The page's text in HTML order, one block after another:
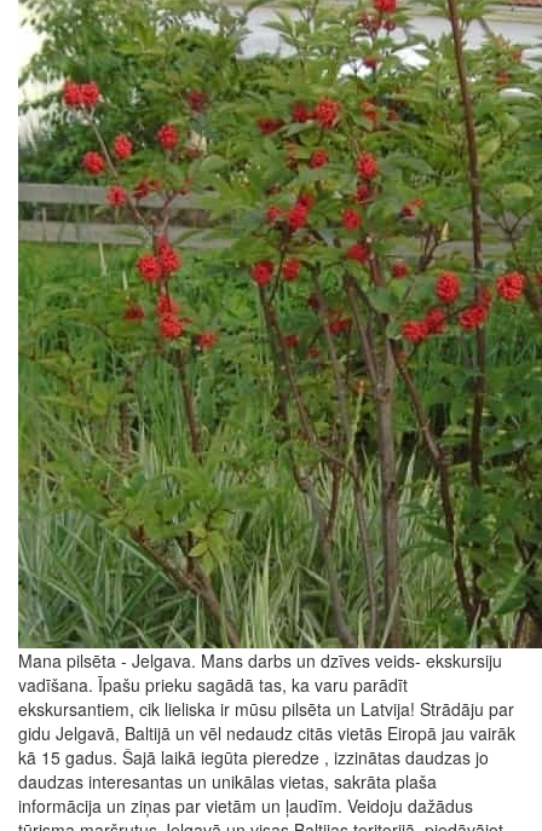
Mana pilsēta - Jelgava. Mans darbs un dzīves veids- ekskursiju
vadīšana. Īpašu prieku sagādā tas, ka varu parādīt
ekskursantiem, cik lieliska ir mūsu pilsēta un Latvija! Strādāju par
gidu Jelgavā, Baltijā un vēl nedaudz citās vietās Eiropā jau vairāk
kā 15 gadus. Šajā laikā iegūta pieredze , izzinātas daudzas jo
daudzas interesantas un unikālas vietas, sakrāta plaša
informācija un ziņas par vietām un ļaudīm. Veidoju dažādus